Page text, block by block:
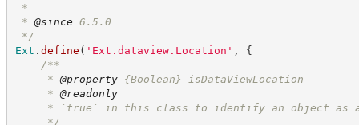
*
* @since 6.5.0
*/
Ext . define ( ' Ext.dataview.Location ' ,
{
/**
* @property {Boolean}
isDataViewLocation
* @readonly
* `true` in this class to identify an object as
*/